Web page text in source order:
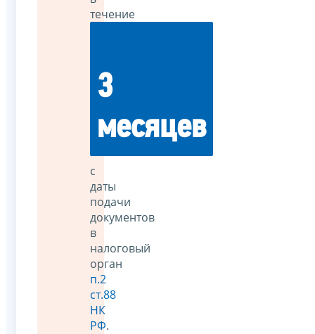
течение
3
месяцев
с
даты
подачи
документов
в
налоговый
орган
п.2
ст.88
НК
РФ.